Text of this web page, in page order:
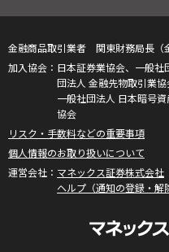
金融商品取引業者 関東財務局長（
日本証券業協会、一般
団法人 金融先物取引業協
一般社団法人 日本暗号
協会
リスク・手数料などの重要事項
個人情報のお取り扱いについて
マネックス証券株式会社
ヘルプ（通知の登録・解